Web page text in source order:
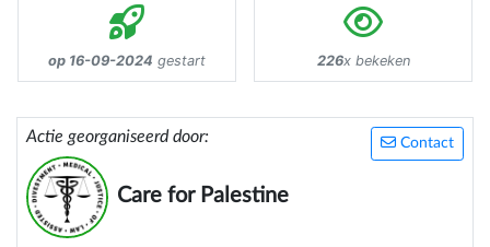
op 16-09-2024 gestart 226x bekeken
Contact
Actie georganiseerd door:
Care for Palestine